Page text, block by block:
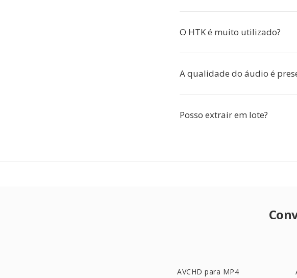
O HTK é muito utilizado?
A qualidade do áudio é
Posso extrair em lote?
AVCHD para MP4